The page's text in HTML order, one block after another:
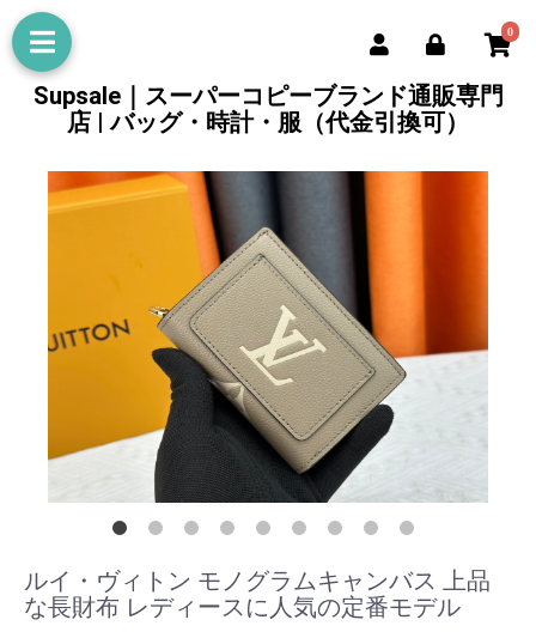
0
Supsale｜スーパーコピーブランド通販専門
店 | バッグ・時計・服（代金引換可）
ルイ・ヴィトン モノグラムキャンバス 上品
な長財布 レディースに人気の定番モデル